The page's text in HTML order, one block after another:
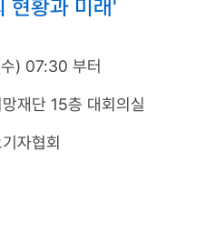
현황과 미래'
) 07:30 부터
재단 15층 대회의실
자협회